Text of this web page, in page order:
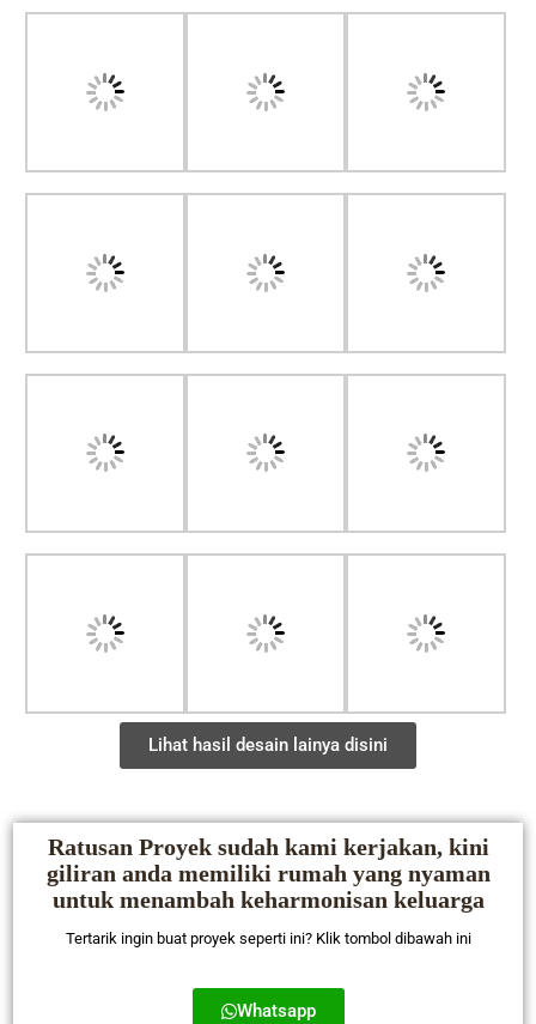
Lihat hasil desain lainya disini
Ratusan Proyek sudah kami kerjakan, kini
giliran anda memiliki rumah yang nyaman
untuk menambah keharmonisan keluarga
Tertarik ingin buat proyek seperti ini? Klik tombol dibawah ini
Whatsapp